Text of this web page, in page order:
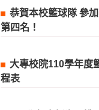
恭賀本校籃球隊 參
第四名！
大專校院110學年度
程表